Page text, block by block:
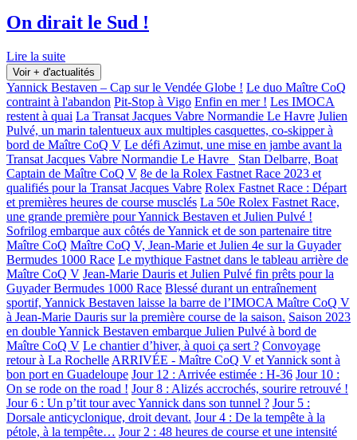
On dirait le Sud !
Lire la suite
Voir + d'actualités
Yannick Bestaven – Cap sur le Vendée Globe ! Le duo Maître CoQ
contraint à l'abandon Pit-Stop à Vigo Enfin en mer ! Les IMOCA
restent à quai La Transat Jacques Vabre Normandie Le Havre Julien
Pulvé, un marin talentueux aux multiples casquettes, co-skipper à
bord de Maître CoQ V Le défi Azimut, une mise en jambe avant la
Transat Jacques Vabre Normandie Le Havre
Stan Delbarre, Boat
Captain de Maître CoQ V 8e de la Rolex Fastnet Race 2023 et
qualifiés pour la Transat Jacques Vabre Rolex Fastnet Race : Départ
et premières heures de course musclés La 50e Rolex Fastnet Race,
une grande première pour Yannick Bestaven et Julien Pulvé !
Sofrilog embarque aux côtés de Yannick et de son partenaire titre
Maître CoQ Maître CoQ V, Jean-Marie et Julien 4e sur la Guyader
Bermudes 1000 Race Le mythique Fastnet dans le tableau arrière de
Maître CoQ V Jean-Marie Dauris et Julien Pulvé fin prêts pour la
Guyader Bermudes 1000 Race Blessé durant un entraînement
sportif, Yannick Bestaven laisse la barre de l’IMOCA Maître CoQ V
à Jean-Marie Dauris sur la première course de la saison. Saison 2023
en double Yannick Bestaven embarque Julien Pulvé à bord de
Maître CoQ V Le chantier d’hiver, à quoi ça sert ? Convoyage
retour à La Rochelle ARRIVÉE - Maître CoQ V et Yannick sont à
bon port en Guadeloupe Jour 12 : Arrivée estimée : H-36 Jour 10 :
On se rode on the road ! Jour 8 : Alizés accrochés, sourire retrouvé !
Jour 6 : Un p’tit tour avec Yannick dans son tunnel ? Jour 5 :
Dorsale anticyclonique, droit devant. Jour 4 : De la tempête à la
pétole, à la tempête… Jour 2 : 48 heures de course et une intensité